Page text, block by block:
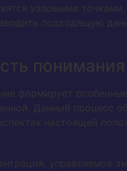
узловыми
подходящую
понимания
формирует
Данный процесс
настоящей
управляемое